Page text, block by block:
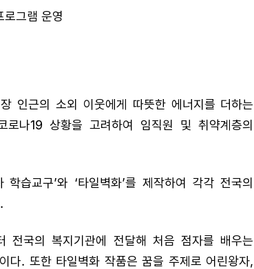
그램 운영
인근의 소외 이웃에게 따뜻한 에너지를 더하는
로나19 상황을 고려하여 임직원 및 취약계층의
습교구’와 ‘타일벽화’를 제작하여 각각 전국의
전국의 복지기관에 전달해 처음 점자를 배우는
다. 또한 타일벽화 작품은 꿈을 주제로 어린왕자,